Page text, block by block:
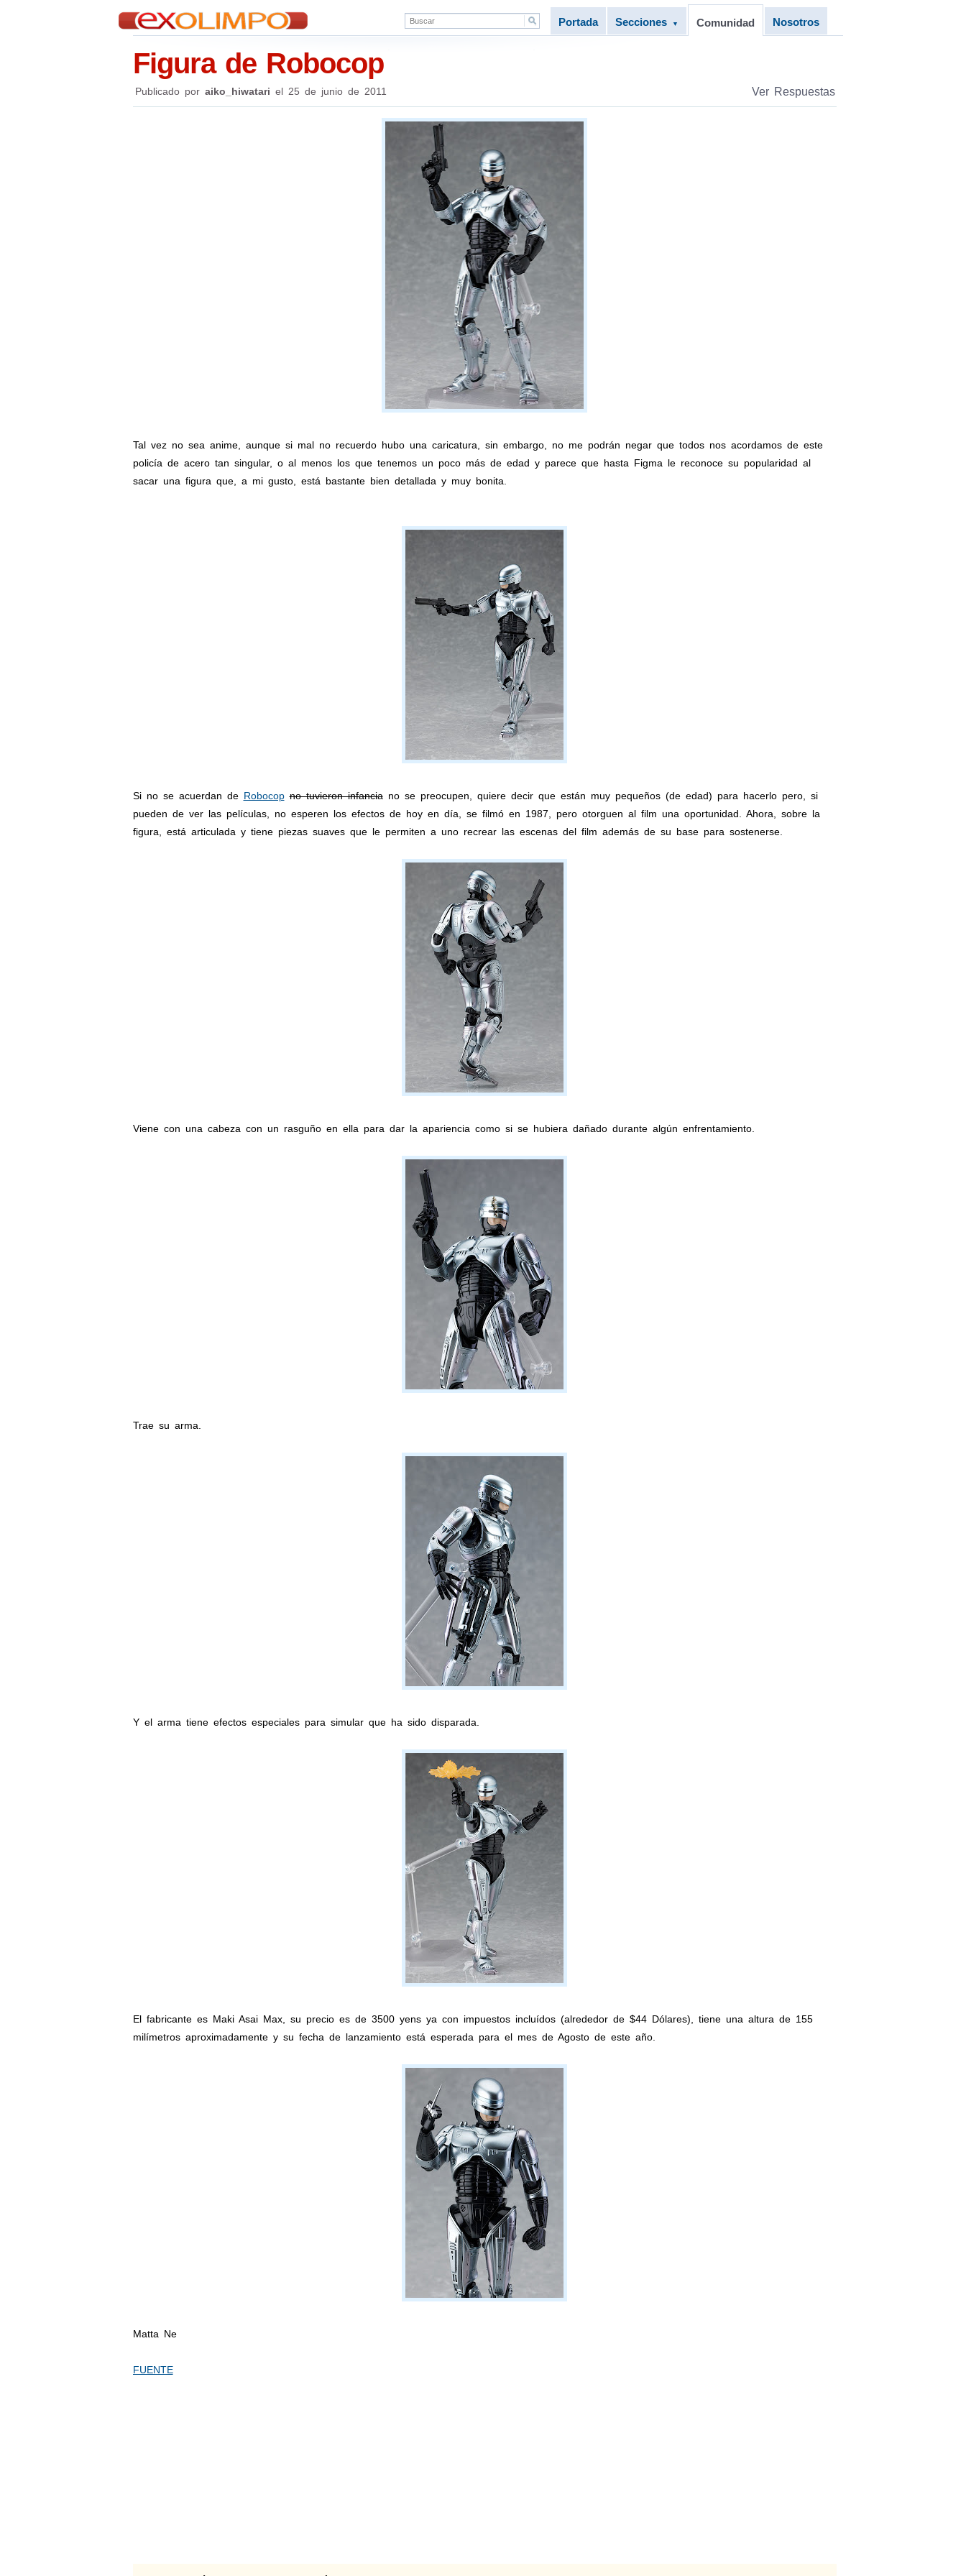
Portada Secciones ▼ Comunidad Nosotros
Figura de Robocop
Publicado por aiko_hiwatari el 25 de junio de 2011 Ver Respuestas
Tal vez no sea anime, aunque si mal no recuerdo hubo una caricatura, sin embargo, no me podrán negar que todos nos acordamos de este
policía de acero tan singular, o al menos los que tenemos un poco más de edad y parece que hasta Figma le reconoce su popularidad al
sacar una figura que, a mi gusto, está bastante bien detallada y muy bonita.
Si no se acuerdan de Robocop no tuvieron infanciano se preocupen, quiere decir que están muy pequeños (de edad) para hacerlo pero, si
pueden de ver las películas, no esperen los efectos de hoy en día, se filmó en 1987, pero otorguen al film una oportunidad. Ahora, sobre la
figura, está articulada y tiene piezas suaves que le permiten a uno recrear las escenas del film además de su base para sostenerse.
Viene con una cabeza con un rasguño en ella para dar la apariencia como si se hubiera dañado durante algún enfrentamiento.
Trae su arma.
Y el arma tiene efectos especiales para simular que ha sido disparada.
El fabricante es Maki Asai Max, su precio es de 3500 yens ya con impuestos incluídos (alrededor de $44 Dólares), tiene una altura de 155
milímetros aproximadamente y su fecha de lanzamiento está esperada para el mes de Agosto de este año.
Matta Ne
FUENTE